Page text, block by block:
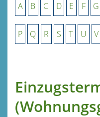
A B C D E F G
P Q R S T U V